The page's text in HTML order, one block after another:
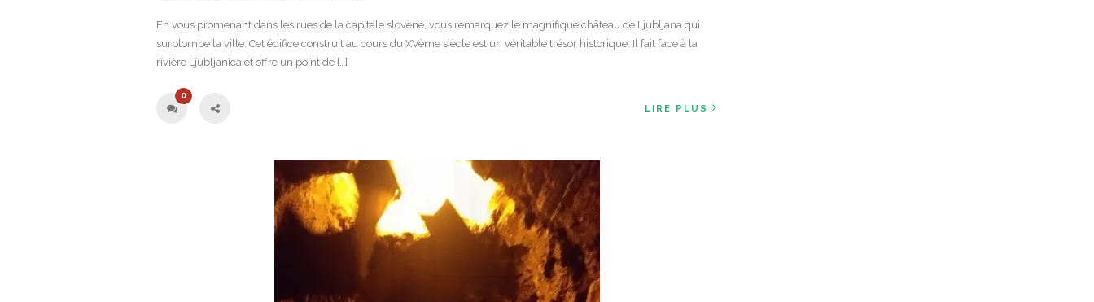
En vous promenant dans les rues de la capitale slovène, vous remarquez le magnifique château de Ljubljana qui
surplombe la ville. Cet édifice construit au cours du XVème siècle est un véritable trésor historique. Il fait face à la
rivière Ljubljanica et offre un point de […]
0
LIRE PLUS